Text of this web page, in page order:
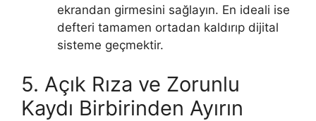
ekrandan girmesini sağlayın. En ideali ise
defteri tamamen ortadan kaldırıp dijital
sisteme geçmektir.
5. Açık Rıza ve Zorunlu
Kaydı Birbirinden Ayırın